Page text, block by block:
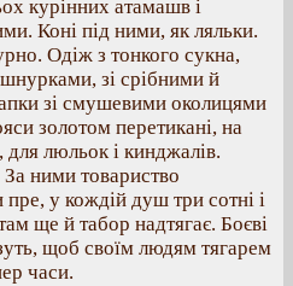
курінних атамашв і
Коні під ними, як ляльки.
Одіж з тонкого сукна,
зі срібними й
зі смушевими околицями
золотом перетикані, на
для люльок і кинджалів.
ними товариство
у кождій душ три сотні і
ще й табор надтягає. Боєві
щоб своїм людям тягарем
часи.